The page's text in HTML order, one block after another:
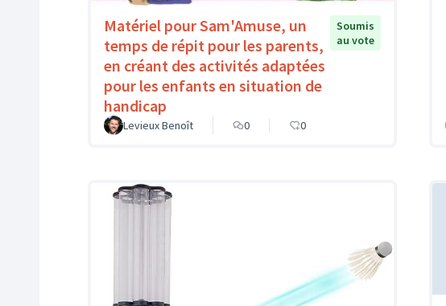
Matériel pour Sam'Amuse, un
temps de répit pour les parents,
en créant des activités adaptées
pour les enfants en situation de
handicap
Soumis
au vote
Levieux Benoît 0 0